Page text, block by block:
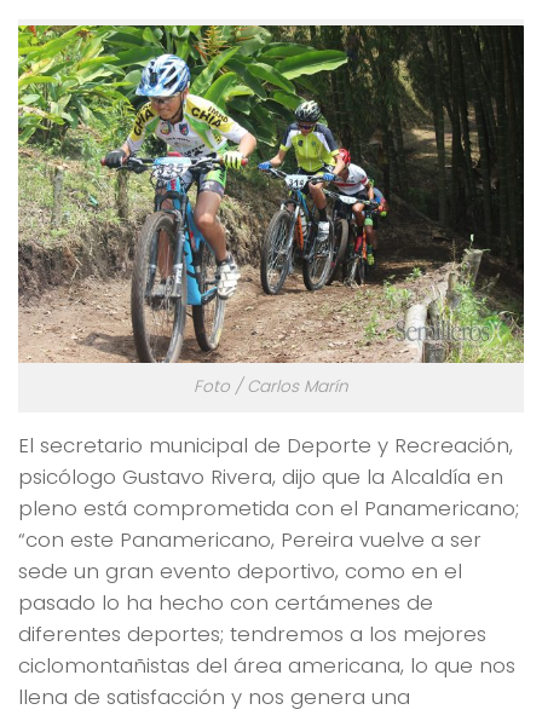
Foto / Carlos Marín
El secretario municipal de Deporte y Recreación,
psicólogo Gustavo Rivera, dijo que la Alcaldía en
pleno está comprometida con el Panamericano;
“con este Panamericano, Pereira vuelve a ser
sede un gran evento deportivo, como en el
pasado lo ha hecho con certámenes de
diferentes deportes; tendremos a los mejores
ciclomontañistas del área americana, lo que nos
llena de satisfacción y nos genera una